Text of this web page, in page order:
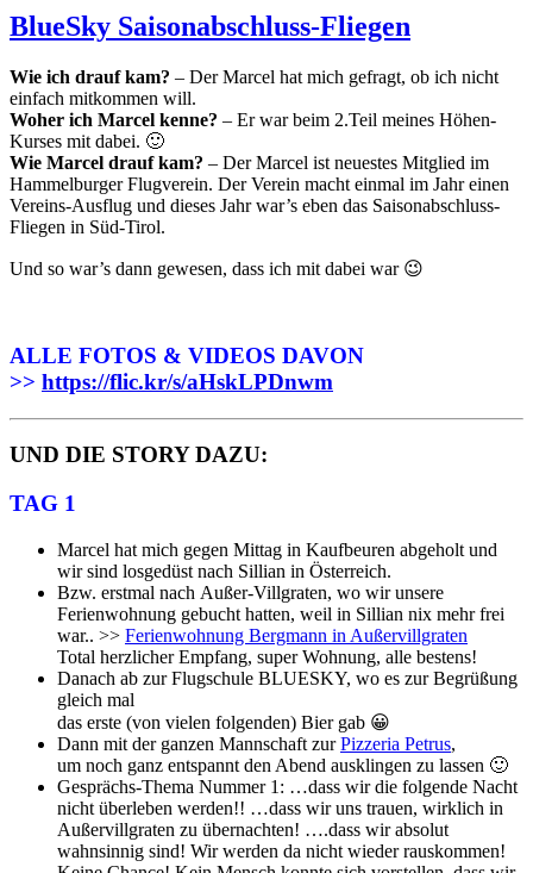
BlueSky Saisonabschluss-Fliegen
Wie ich drauf kam? – Der Marcel hat mich gefragt, ob ich nicht
einfach mitkommen will.
Woher ich Marcel kenne? – Er war beim 2.Teil meines Höhen-
Kurses mit dabei. 🙂
Wie Marcel drauf kam? – Der Marcel ist neuestes Mitglied im
Hammelburger Flugverein. Der Verein macht einmal im Jahr einen
Vereins-Ausflug und dieses Jahr war’s eben das Saisonabschluss-
Fliegen in Süd-Tirol.
Und so war’s dann gewesen, dass ich mit dabei war 😉
ALLE FOTOS & VIDEOS DAVON
>> https://flic.kr/s/aHskLPDnwm
UND DIE STORY DAZU:
TAG 1
Marcel hat mich gegen Mittag in Kaufbeuren abgeholt und
wir sind losgedüst nach Sillian in Österreich.
Bzw. erstmal nach Außer-Villgraten, wo wir unsere
Ferienwohnung gebucht hatten, weil in Sillian nix mehr frei
war.. >> Ferienwohnung Bergmann in Außervillgraten
Total herzlicher Empfang, super Wohnung, alle bestens!
Danach ab zur Flugschule BLUESKY, wo es zur Begrüßung
gleich mal
das erste (von vielen folgenden) Bier gab 😀
Dann mit der ganzen Mannschaft zurPizzeria Petrus,
um noch ganz entspannt den Abend ausklingen zu lassen 🙂
Gesprächs-Thema Nummer 1: …dass wir die folgende Nacht
nicht überleben werden!! …dass wir uns trauen, wirklich in
Außervillgraten zu übernachten! ….dass wir absolut
wahnsinnig sind! Wir werden da nicht wieder rauskommen!